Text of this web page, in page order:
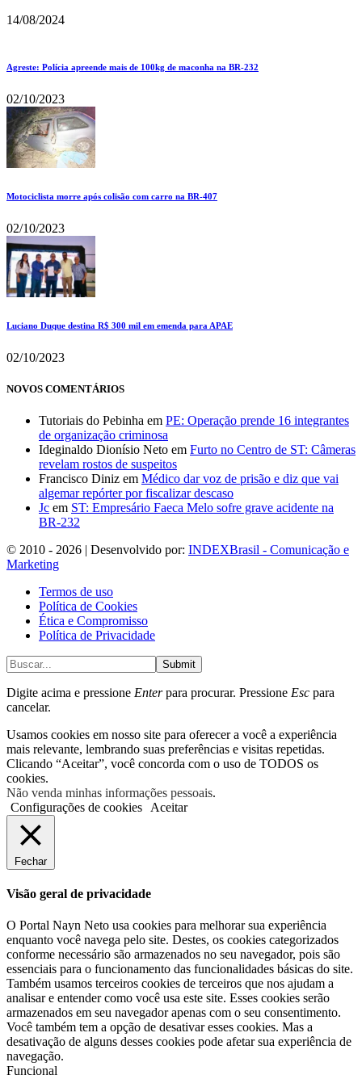
14/08/2024
Agreste: Polícia apreende mais de 100kg de maconha na BR-232
02/10/2023
Motociclista morre após colisão com carro na BR-407
02/10/2023
Luciano Duque destina R$ 300 mil em emenda para APAE
02/10/2023
NOVOS COMENTÁRIOS
Tutoriais do Pebinha em PE: Operação prende 16 integrantes
de organização criminosa
Ideginaldo Dionísio Neto em Furto no Centro de ST: Câmeras
revelam rostos de suspeitos
Francisco Diniz em Médico dar voz de prisão e diz que vai
algemar repórter por fiscalizar descaso
Jc em ST: Empresário Faeca Melo sofre grave acidente na
BR-232
© 2010 - 2026 | Desenvolvido por: INDEXBrasil - Comunicação e
Marketing
Termos de uso
Política de Cookies
Ética e Compromisso
Política de Privacidade
Submit
Digite acima e pressione Enterpara procurar. Pressione Esc para
cancelar.
Usamos cookies em nosso site para oferecer a você a experiência
mais relevante, lembrando suas preferências e visitas repetidas.
Clicando “Aceitar”, você concorda com o uso de TODOS os
cookies.
Não venda minhas informações pessoais.
Configurações de cookies
Aceitar
Fechar
Visão geral de privacidade
O Portal Nayn Neto usa cookies para melhorar sua experiência
enquanto você navega pelo site. Destes, os cookies categorizados
conforme necessário são armazenados no seu navegador, pois são
essenciais para o funcionamento das funcionalidades básicas do site.
Também usamos terceiros cookies de terceiros que nos ajudam a
analisar e entender como você usa este site. Esses cookies serão
armazenados em seu navegador apenas com o seu consentimento.
Você também tem a opção de desativar esses cookies. Mas a
desativação de alguns desses cookies pode afetar sua experiência de
navegação.
Funcional